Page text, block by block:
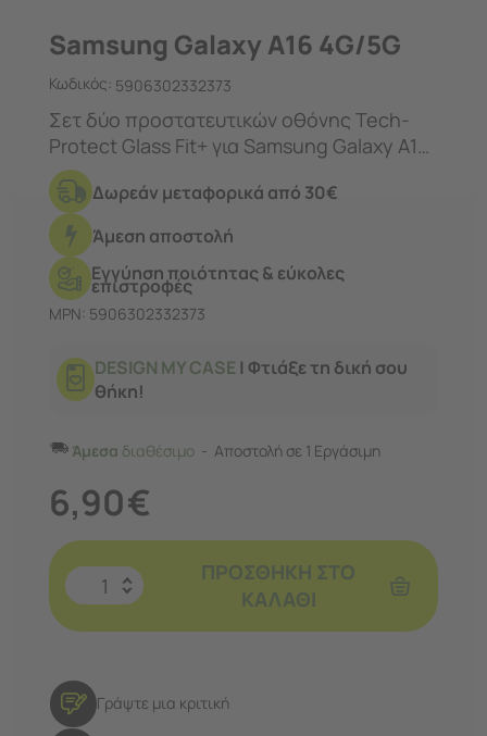
Samsung Galaxy A16 4G/5G
Κωδικός: 5906302332373
Σετ δύο προστατευτικών οθόνης Tech-
Protect Glass Fit+ για Samsung Galaxy A16
4G / 5G / A26 5G / A17 4G / 5G με
σκληρότητα 9H και πάχος 0,3 χιλιοστά.
Δωρεάν μεταφορικά από 30€
Άμεση αποστολή
Εγγύηση ποιότητας & εύκολες
επιστροφές
MPN: 5906302332373
DESIGN MY CASE | Φτιάξε τη δική σου
θήκη!
Άμεσα διαθέσιμο Αποστολή σε 1 Εργάσιμη
6,90€
ΠΡΟΣΘΉΚΗ ΣΤΟ
ΚΑΛΆΘΙ
Γράψτε μια κριτική